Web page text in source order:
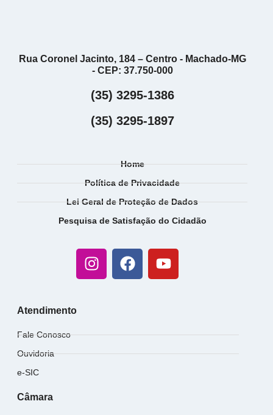
Rua Coronel Jacinto, 184 – Centro - Machado-MG
- CEP: 37.750-000
(35) 3295-1386
(35) 3295-1897
Home
Política de Privacidade
Lei Geral de Proteção de Dados
Pesquisa de Satisfação do Cidadão
Atendimento
Fale Conosco
Ouvidoria
e-SIC
Câmara